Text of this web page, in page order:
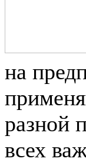
на
разной
всех